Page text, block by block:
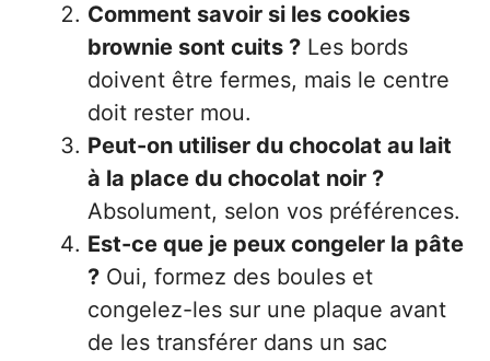
Comment savoir si les cookies
brownie sont cuits ? Les bords
doivent être fermes, mais le centre
doit rester mou.
Peut-on utiliser du chocolat au lait
à la place du chocolat noir ?
Absolument, selon vos préférences.
Est-ce que je peux congeler la pâte
? Oui, formez des boules et
congelez-les sur une plaque avant
de les transférer dans un sac